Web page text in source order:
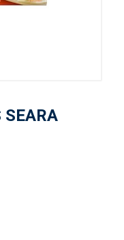
SEARA